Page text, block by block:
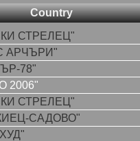
Country
СТРЕЛЕЦ"
АРЧЪРИ"
78"
2006"
СТРЕЛЕЦ"
САДОВО"